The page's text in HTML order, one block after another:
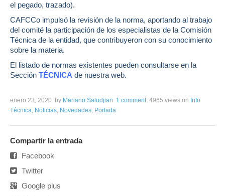
el pegado, trazado).
CAFCCo impulsó la revisión de la norma, aportando al trabajo
del comité la participación de los especialistas de la Comisión
Técnica de la entidad, que contribuyeron con su conocimiento
sobre la materia.
El listado de normas existentes pueden consultarse en la
Sección TÉCNICA de nuestra web.
enero 23, 2020 by Mariano Saludjian 1 comment 4965 views on Info
Técnica, Noticias, Novedades, Portada
Compartir la entrada
Facebook
Twitter
Google plus